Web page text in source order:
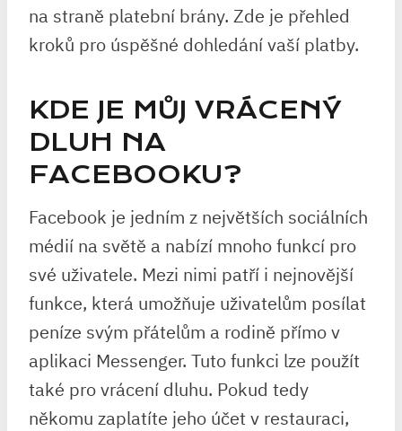
na straně platební brány. Zde je přehled
kroků pro úspěšné dohledání vaší platby.
KDE JE MŮJ VRÁCENÝ
DLUH NA
FACEBOOKU?
Facebook je jedním z největších sociálních
médií na světě a nabízí mnoho funkcí pro
své uživatele. Mezi nimi patří i nejnovější
funkce, která umožňuje uživatelům posílat
peníze svým přátelům a rodině přímo v
aplikaci Messenger. Tuto funkci lze použít
také pro vrácení dluhu. Pokud tedy
někomu zaplatíte jeho účet v restauraci,